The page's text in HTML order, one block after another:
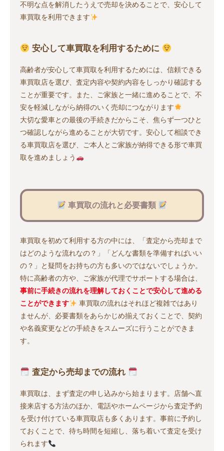
不明な点を解消したうえで売却を決めることで、安心して
車買取を利用できます
安心して車買取を利用するために
高齢者が安心して車買取を利用するためには、信頼できる
車買取店を選び、査定内容や契約内容をしっかり確認する
ことが重要です。また、ご家族と一緒に進めることで、不
安を軽減しながら納得のいく売却につながります
大切な愛車との最後の手続きだからこそ、焦らず一つひと
つ確認しながら進めることが大切です。安心して相談でき
る車買取店を選び、ご本人とご家族が納得できる形で車買
取を進めましょう
車買取の流れと必要書類
車買取を初めて利用する方の中には、「査定から売却まで
はどのような流れなの？」「どんな書類を準備すればいい
の？」と疑問をお持ちの方も多いのではないでしょうか。
特に高齢者の方や、ご家族が代理でサポートする場合は、
事前に手続きの流れを理解しておくことで安心して進める
ことができます
車買取の流れはそれほど複雑ではあり
ませんが、必要書類をあらかじめ揃えておくことで、契約
や名義変更などの手続きをスムーズに行うことができま
す。
査定から売却までの流れ
車買取は、まず査定の申し込みから始まります。店舗へ直
接来店する方法のほか、電話やホームページから査定予約
を受け付けている車買取店も多くあります。事前に予約し
ておくことで、待ち時間を短縮し、落ち着いて査定を受け
られます